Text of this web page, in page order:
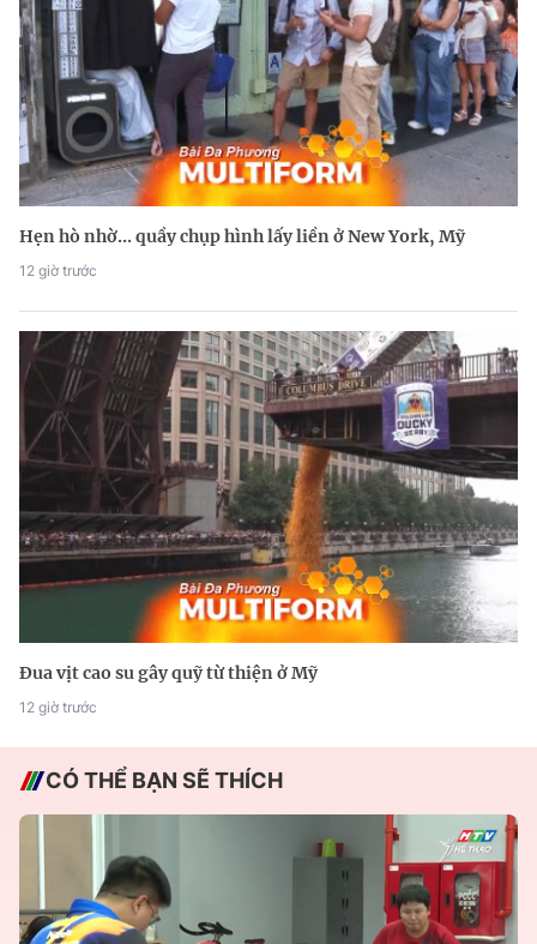
Hẹn hò nhờ... quầy chụp hình lấy liền ở New York, Mỹ
12 giờ trước
Đua vịt cao su gây quỹ từ thiện ở Mỹ
12 giờ trước
CÓ THỂ BẠN SẼ THÍCH